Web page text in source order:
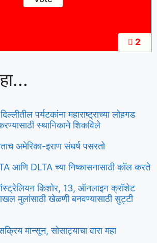
2
पर्यटकांना महाराष्ट्राच्या लोहगड
स्थानिकाने शिकविले
अमेरिका-इराण संघर्ष पसरतो
आणि DLTA च्या निष्कासनासाठी कॉल करते
किशोर, 13, ऑनलाइन क्रॉशेट
मुलांसाठी खेळणी बनवण्यासाठी सुट्टी
मान्सून, सोसाट्याचा वारा महा